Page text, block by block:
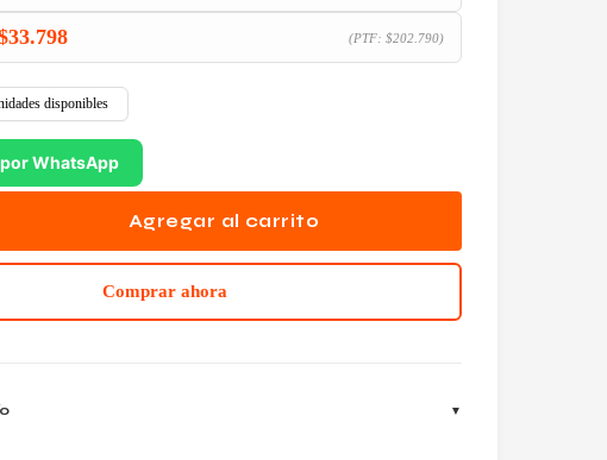
33.798 (PTF: $202.790)
disponibles
WhatsApp
Agregar al carrito
Comprar ahora